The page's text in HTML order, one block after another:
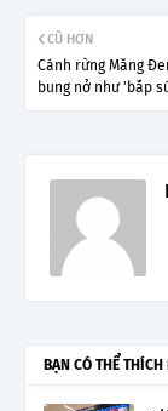
CŨ HƠN
Cánh rừng Măng
bung nở như 'bắp
BẠN CÓ THỂ